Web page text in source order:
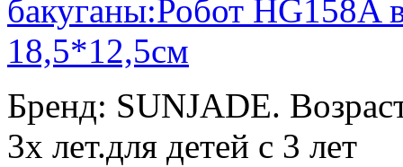
Бренд: SUNJADE.
3х лет.для детей с 3 лет